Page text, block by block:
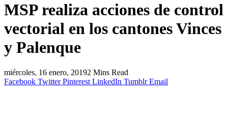
MSP realiza acciones de control
vectorial en los cantones Vinces
y Palenque
miércoles, 16 enero, 20192 Mins Read
Facebook Twitter Pinterest LinkedIn Tumblr Email